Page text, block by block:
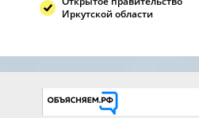
Иркутской области